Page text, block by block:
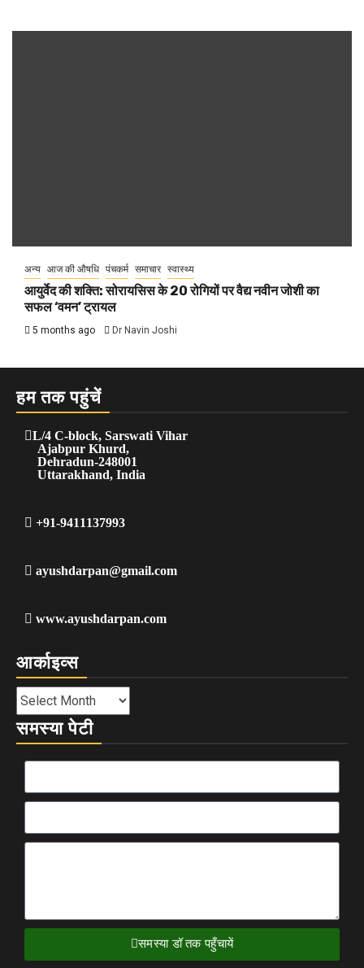
अन्य आज की औषधि पंचकर्म समाचार स्वास्थ्य
आयुर्वेद की शक्ति: सोरायसिस के 20 रोगियों पर वैद्य नवीन जोशी का
सफल ‘वमन’ ट्रायल
5 months ago Dr Navin Joshi
हम तक पहुंचें
L/4 C-block, Sarswati Vihar
Ajabpur Khurd,
Dehradun-248001
Uttarakhand, India
+91-9411137993
ayushdarpan@gmail.com
www.ayushdarpan.com
आर्काइव्स
समस्या पेटी
समस्या डॉ तक पहुँचायें